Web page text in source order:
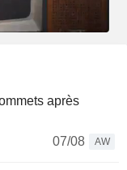
après
07/08
AW